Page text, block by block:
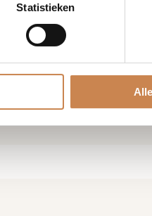
Statistieken